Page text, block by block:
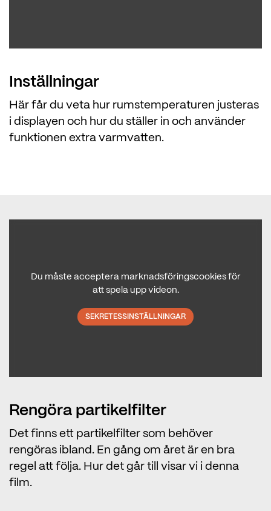
Inställningar
Här får du veta hur rumstemperaturen justeras
i displayen och hur du ställer in och använder
funktionen extra varmvatten.
Du måste acceptera marknadsföringscookies för
att spela upp videon.
SEKRETESSINSTÄLLNINGAR
Rengöra partikelfilter
Det finns ett partikelfilter som behöver
rengöras ibland. En gång om året är en bra
regel att följa. Hur det går till visar vi i denna
film.